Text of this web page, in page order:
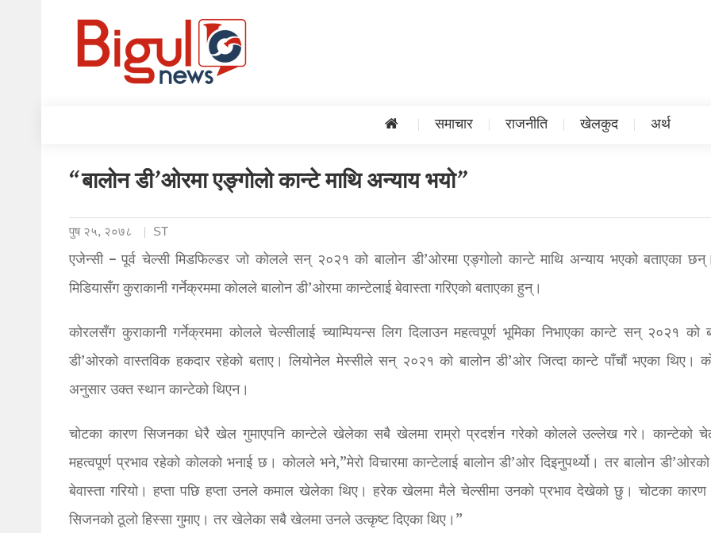
समाचार राजनीति खेलकुद अर्थ
“बालोन डी’ओरमा एङ्गोलो कान्टे माथि अन्याय भयो”
पुष २५, २०७८ ST
एजेन्सी – पूर्व चेल्सी मिडफिल्डर जो कोलले सन् २०२१ को बालोन डी’ओरमा एङ्गोलो कान्टे माथि अन्याय भएको बताएका
मिडियासँग कुराकानी गर्नेक्रममा कोलले बालोन डी’ओरमा कान्टेलाई बेवास्ता गरिएको बताएका हुन्।
कोरलसँग कुराकानी गर्नेक्रममा कोलले चेल्सीलाई च्याम्पियन्स लिग दिलाउन महत्वपूर्ण भूमिका निभाएका कान्टे सन् २०२१ को
डी’ओरको वास्तविक हकदार रहेको बताए। लियोनेल मेस्सीले सन् २०२१ को बालोन डी’ओर जित्दा कान्टे पाँचौं भएका थिए।
अनुसार उक्त स्थान कान्टेको थिएन।
चोटका कारण सिजनका धेरै खेल गुमाएपनि कान्टेले खेलेका सबै खेलमा राम्रो प्रदर्शन गरेको कोलले उल्लेख गरे। कान्टेको
महत्वपूर्ण प्रभाव रहेको कोलको भनाई छ। कोलले भने,”मेरो विचारमा कान्टेलाई बालोन डी’ओर दिइनुपर्थ्यो। तर बालोन
बेवास्ता गरियो। हप्ता पछि हप्ता उनले कमाल खेलेका थिए। हरेक खेलमा मैले चेल्सीमा उनको प्रभाव देखेको छु। चोटका
सिजनको ठूलो हिस्सा गुमाए। तर खेलेका सबै खेलमा उनले उत्कृष्ट दिएका थिए।”